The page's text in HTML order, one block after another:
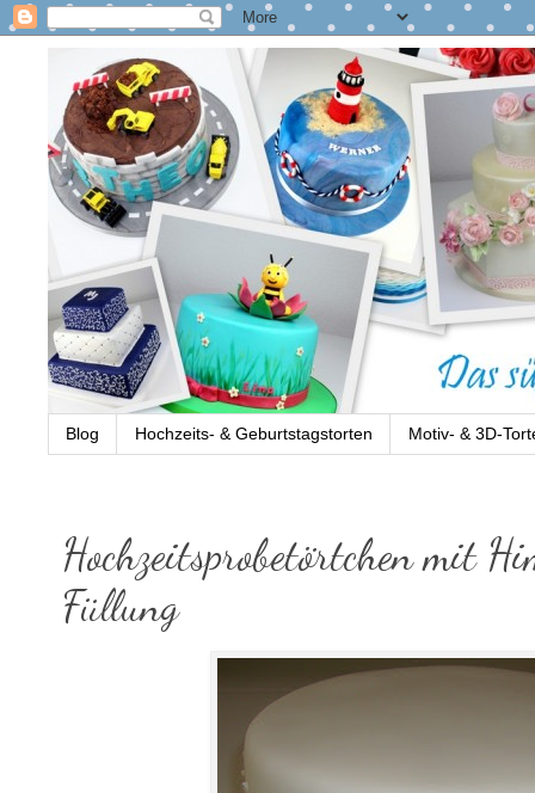
Blog Hochzeits- & Geburtstagstorten Motiv- & 3D-
Hochzeitsprobetörtchen mit
Füllung